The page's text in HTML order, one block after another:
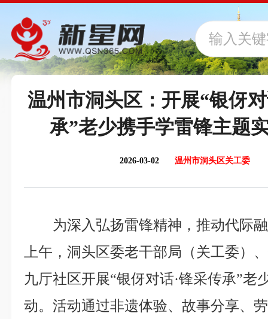
温州市洞头区：开展“银伢
承”老少携手学雷锋主题
2026-03-02 温州市洞头区关工委
为深入弘扬雷锋精神，推动代际
上午，洞头区委老干部局（关工委）
九厅社区开展“银伢对话·锋采传承”老
动。活动通过非遗体验、故事分享、